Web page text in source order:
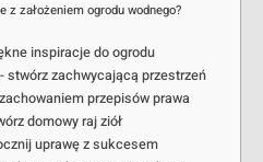
z założeniem ogrodu wodnego?
inspiracje do ogrodu
stwórz zachwycającą przestrzeń
przepisów prawa
domowy raj ziół
uprawę z sukcesem